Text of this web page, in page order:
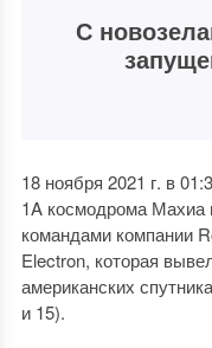
С
18 ноября 2021 г. в
1A космодрома Махиа
командами компании
Electron, которая
американских
и 15).